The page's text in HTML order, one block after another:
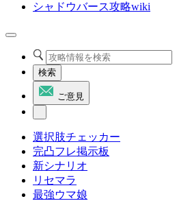
シャドウバース攻略wiki
検索
ご意見
選択肢チェッカー
完凸フレ掲示板
新シナリオ
リセマラ
最強ウマ娘